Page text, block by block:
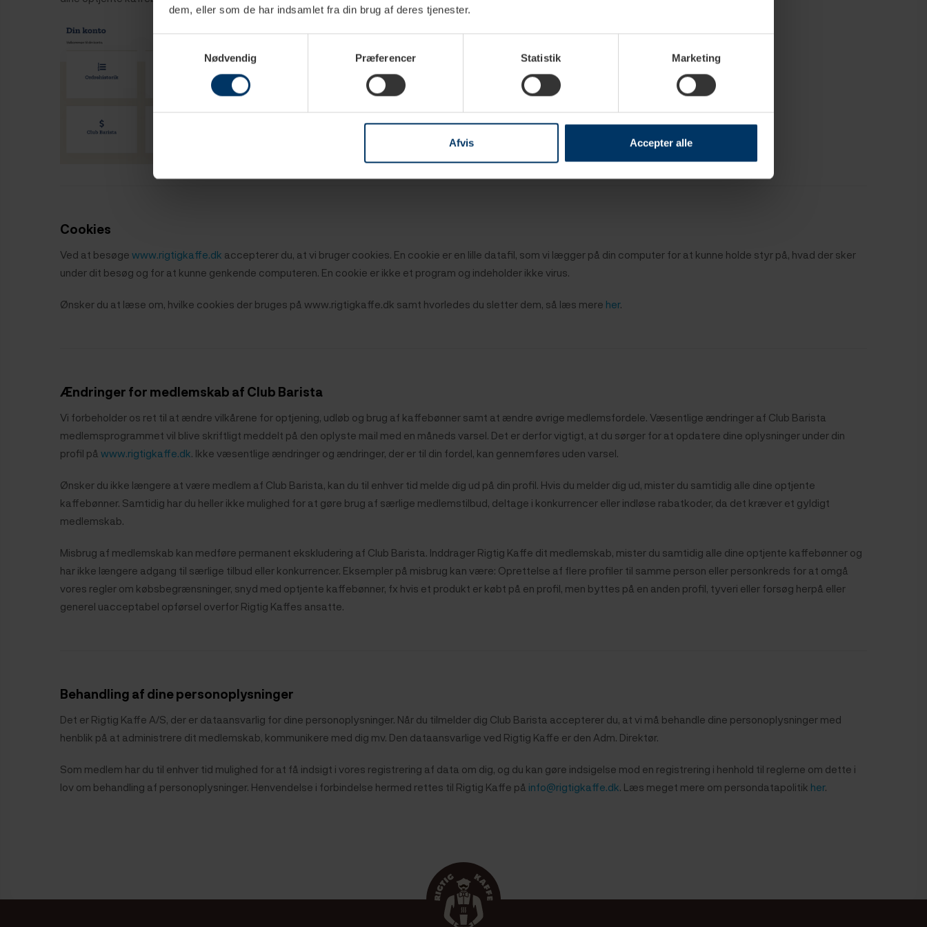
dem, eller som de har indsamlet fra din brug af deres tjenester.
Nødvendig
Præferencer Statistik Marketing
Afvis Accepter alle
Cookies
Ved at besøge www.rigtigkaffe.dk accepterer du, at vi bruger cookies. En cookie er en lille datafil, som vi lægger på din computer for at kunne holde styr på, hvad der sker
under dit besøg og for at kunne genkende computeren. En cookie er ikke et program og indeholder ikke virus.
Ønsker du at læse om, hvilke cookies der bruges på www.rigtigkaffe.dk samt hvorledes du sletter dem, så læs mere her.
Ændringer for medlemskab af Club Barista
Vi forbeholder os ret til at ændre vilkårene for optjening, udløb og brug af kaffebønner samt at ændre øvrige medlemsfordele. Væsentlige ændringer af Club Barista
medlemsprogrammet vil blive skriftligt meddelt på den oplyste mail med en måneds varsel. Det er derfor vigtigt, at du sørger for at opdatere dine oplysninger under din
profil på www.rigtigkaffe.dk. Ikke væsentlige ændringer og ændringer, der er til din fordel, kan gennemføres uden varsel.
Ønsker du ikke længere at være medlem af Club Barista, kan du til enhver tid melde dig ud på din profil. Hvis du melder dig ud, mister du samtidig alle dine optjente
kaffebønner. Samtidig har du heller ikke mulighed for at gøre brug af særlige medlemstilbud, deltage i konkurrencer eller indløse rabatkoder, da det kræver et gyldigt
medlemskab.
Misbrug af medlemskab kan medføre permanent ekskludering af Club Barista. Inddrager Rigtig Kaffe dit medlemskab, mister du samtidig alle dine optjente kaffebønner og
har ikke længere adgang til særlige tilbud eller konkurrencer. Eksempler på misbrug kan være: Oprettelse af flere profiler til samme person eller personkreds for at omgå
vores regler om købsbegrænsninger, snyd med optjente kaffebønner, fx hvis et produkt er købt på en profil, men byttes på en anden profil, tyveri eller forsøg herpå eller
generel uacceptabel opførsel overfor Rigtig Kaffes ansatte.
Behandling af dine personoplysninger
Det er Rigtig Kaffe A/S, der er dataansvarlig for dine personoplysninger. Når du tilmelder dig Club Barista accepterer du, at vi må behandle dine personoplysninger med
henblik på at administrere dit medlemskab, kommunikere med dig mv. Den dataansvarlige ved Rigtig Kaffe er den Adm. Direktør.
Som medlem har du til enhver tid mulighed for at få indsigt i vores registrering af data om dig, og du kan gøre indsigelse mod en registrering i henhold til reglerne om dette i
lov om behandling af personoplysninger. Henvendelse i forbindelse hermed rettes til Rigtig Kaffe på info@rigtigkaffe.dk. Læs meget mere om persondatapolitik her.